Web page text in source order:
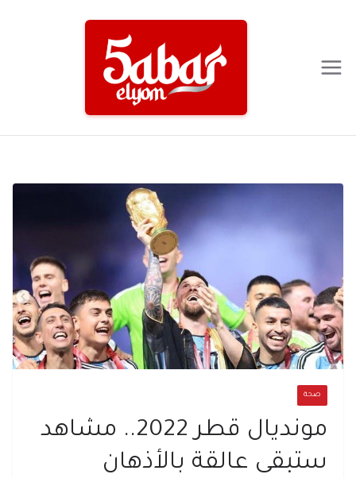
صحة
مونديال قطر 2022.. مشاهد
ستبقى عالقة بالأذهان